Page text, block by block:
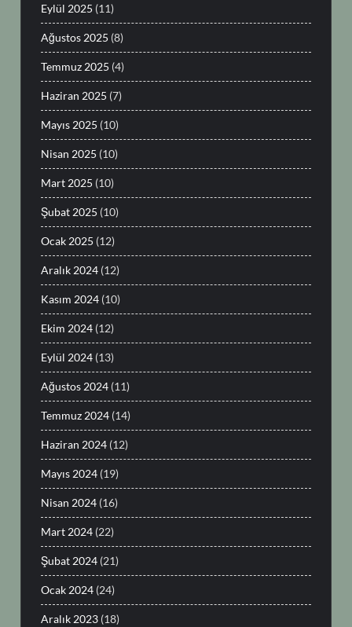
Eylül 2025 (11)
Ağustos 2025 (8)
Temmuz 2025 (4)
Haziran 2025 (7)
Mayıs 2025 (10)
Nisan 2025 (10)
Mart 2025 (10)
Şubat 2025 (10)
Ocak 2025 (12)
Aralık 2024 (12)
Kasım 2024 (10)
Ekim 2024 (12)
Eylül 2024 (13)
Ağustos 2024 (11)
Temmuz 2024 (14)
Haziran 2024 (12)
Mayıs 2024 (19)
Nisan 2024 (16)
Mart 2024 (22)
Şubat 2024 (21)
Ocak 2024 (24)
Aralık 2023 (18)